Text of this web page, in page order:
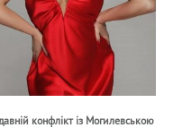
конфлікт із Могилевською